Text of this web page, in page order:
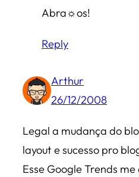
Abra☼os!
Reply
Arthur
26/12/2008
Legal a mudança do
layout e sucesso pro
Esse Google Trends